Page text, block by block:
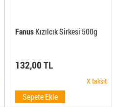
FanusKızılcık Sirkesi 500g
132,00 TL
X taksit
Sepete Ekle